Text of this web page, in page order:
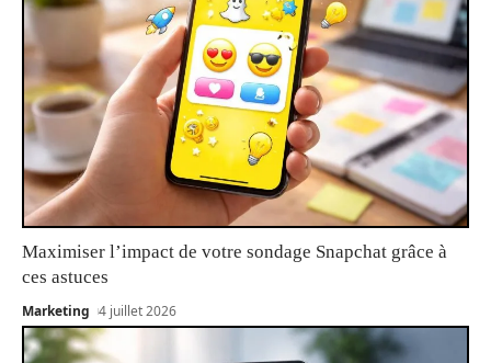
Maximiser l’impact de votre sondage Snapchat grâce à
ces astuces
Marketing 4 juillet 2026